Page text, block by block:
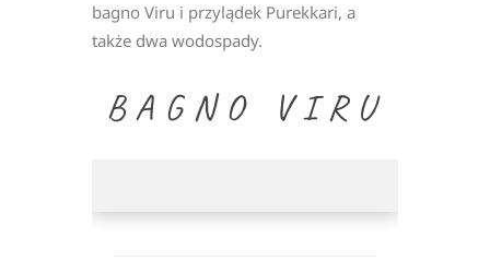
bagno Viru i przylądek Purekkari, a
także dwa wodospady.
BAGNO VIRU